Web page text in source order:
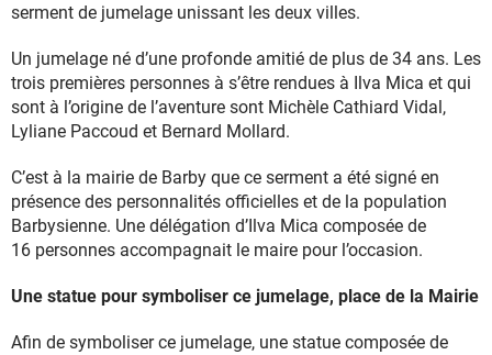
serment de jumelage unissant les deux villes.
Un jumelage né d’une profonde amitié de plus de 34 ans. Les
trois premières personnes à s’être rendues à Ilva Mica et qui
sont à l’origine de l’aventure sont Michèle Cathiard Vidal,
Lyliane Paccoud et Bernard Mollard.
C’est à la mairie de Barby que ce serment a été signé en
présence des personnalités officielles et de la population
Barbysienne. Une délégation d’Ilva Mica composée de
16 personnes accompagnait le maire pour l’occasion.
Une statue pour symboliser ce jumelage, place de la Mairie
Afin de symboliser ce jumelage, une statue composée de